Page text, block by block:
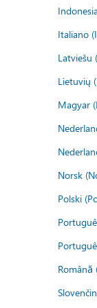
Italiano
Latviešu
Lietuvių
Magyar
Norsk
Polski
Română